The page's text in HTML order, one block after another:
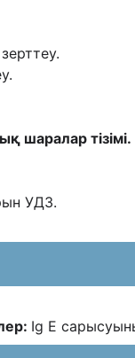
шаралар тізімі.
УДЗ.
Іg Е